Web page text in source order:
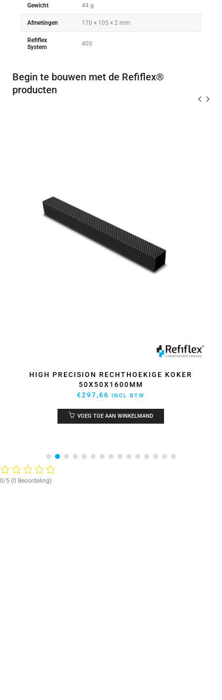
Gewicht 44 g
Afmetingen 170 × 105 × 2 mm
Refiflex
System
40S
Begin te bouwen met de Refiflex®
producten
HIGH PRECISION RECHTHOEKIGE KOKER
50X50X1600MM
€297,66 INCL BTW
VOEG TOE AAN WINKELMAND
0/5 (0 Beoordeling)